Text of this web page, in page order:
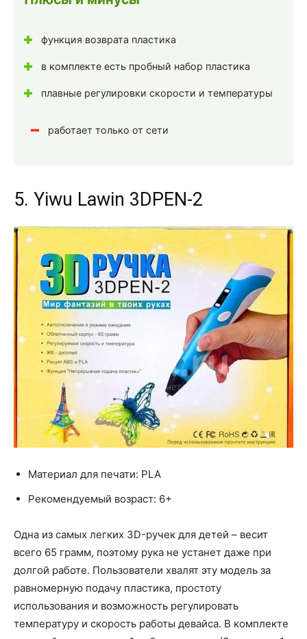
функция возврата пластика
в комплекте есть пробный набор пластика
плавные регулировки скорости и температуры
работает только от сети
5. Yiwu Lawin 3DPEN-2
Материал для печати: PLA
Рекомендуемый возраст: 6+
Одна из самых легких 3D-ручек для детей – весит
всего 65 грамм, поэтому рука не устанет даже при
долгой работе. Пользователи хвалят эту модель за
равномерную подачу пластика, простоту
использования и возможность регулировать
температуру и скорость работы девайса. В комплекте